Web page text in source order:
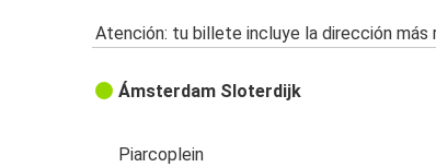
Atención: tu billete incluye la dirección más
Ámsterdam Sloterdijk
Piarcoplein